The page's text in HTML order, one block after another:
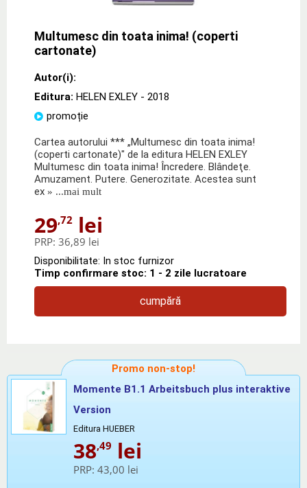
Multumesc din toata inima! (coperti
cartonate)
Autor(i):
Editura: HELEN EXLEY - 2018
promoție
Cartea autorului *** „Multumesc din toata inima!
(coperti cartonate)" de la editura HELEN EXLEY
Multumesc din toata inima! Încredere. Blândeţe.
Amuzament. Putere. Generozitate. Acestea sunt
ex » ...mai mult
29,72 lei
PRP: 36,89 lei
Disponibilitate: In stoc furnizor
Timp confirmare stoc: 1 - 2 zile lucratoare
cumpără
Promo non-stop!
Momente B1.1 Arbeitsbuch plus interaktive
Version
Editura HUEBER
38,49 lei
PRP: 43,00 lei